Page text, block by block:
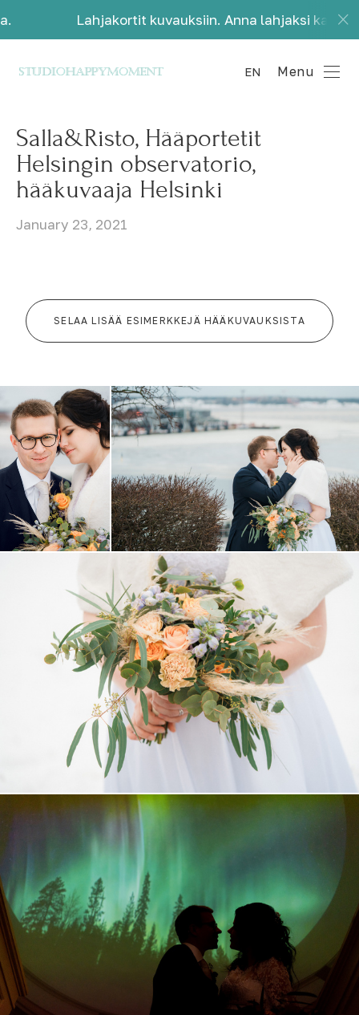
Lahjakortit kuvauksiin. Anna lahjaksi kauniita muistoja.
EN Menu
Salla&Risto, Hääportetit
Helsingin observatorio,
hääkuvaaja Helsinki
January 23, 2021
SELAA LISÄÄ ESIMERKKEJÄ HÄÄKUVAUKSISTA